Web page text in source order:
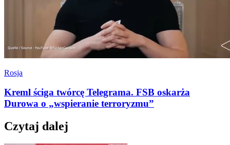
Rosja
Kreml ściga twórcę Telegrama. FSB oskarża
Durowa o „wspieranie terroryzmu”
Czytaj dalej